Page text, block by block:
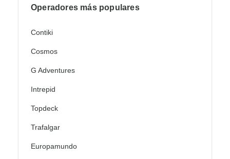
Operadores más populares
Contiki
Cosmos
G Adventures
Intrepid
Topdeck
Trafalgar
Europamundo